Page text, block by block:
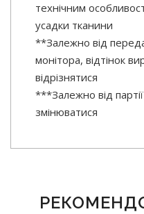
технічним
усадки тканини
**Залежно від
монітора, відтінок
відрізнятися
***Залежно від
змінюватися